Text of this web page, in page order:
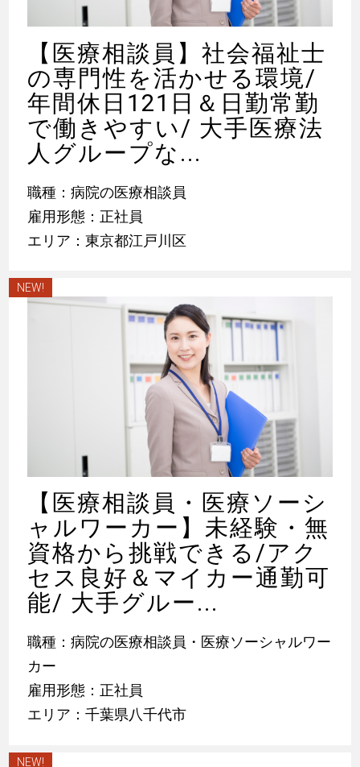
【医療相談員】社会福祉士
の専門性を活かせる環境/
年間休日121日＆日勤常勤
で働きやすい/ 大手医療法
人グループな...
職種：病院の医療相談員
雇用形態：正社員
エリア：東京都江戸川区
NEW!
【医療相談員・医療ソーシ
ャルワーカー】未経験・無
資格から挑戦できる/アク
セス良好＆マイカー通勤可
能/ 大手グルー...
職種：病院の医療相談員・医療ソーシャルワー
カー
雇用形態：正社員
エリア：千葉県八千代市
NEW!